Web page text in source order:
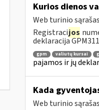
Kurios dienos
Web turinio sąrašas
Registracijos
deklaracija
gpm valiutų kursai
pajamos ir jų
Kada
Web turinio sąrašas